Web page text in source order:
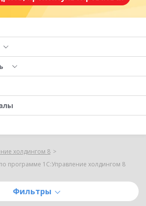
холдингом 8
программе 1С:Управление холдингом 8
Фильтры